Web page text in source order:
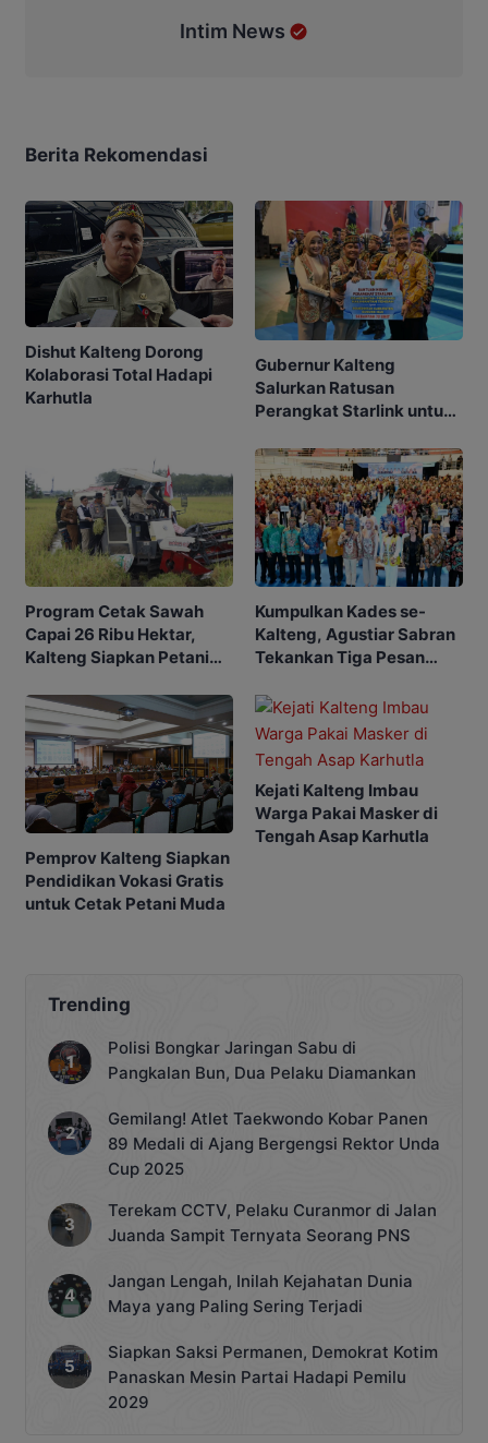
Intim News
Berita Rekomendasi
Dishut Kalteng Dorong
Kolaborasi Total Hadapi
Karhutla
Gubernur Kalteng
Salurkan Ratusan
Perangkat Starlink untuk
Program Cetak Sawah
Capai 26 Ribu Hektar,
Kalteng Siapkan Petani
Kumpulkan Kades se-
Kalteng, Agustiar Sabran
Tekankan Tiga Pesan
Pemprov Kalteng Siapkan
Pendidikan Vokasi Gratis
untuk Cetak Petani Muda
Kejati Kalteng Imbau
Warga Pakai Masker di
Tengah Asap Karhutla
Trending
Polisi Bongkar Jaringan Sabu di
Pangkalan Bun, Dua Pelaku Diamankan
Gemilang! Atlet Taekwondo Kobar Panen
89 Medali di Ajang Bergengsi Rektor Unda
Cup 2025
Terekam CCTV, Pelaku Curanmor di Jalan
Juanda Sampit Ternyata Seorang PNS
Jangan Lengah, Inilah Kejahatan Dunia
Maya yang Paling Sering Terjadi
Siapkan Saksi Permanen, Demokrat Kotim
Panaskan Mesin Partai Hadapi Pemilu
2029